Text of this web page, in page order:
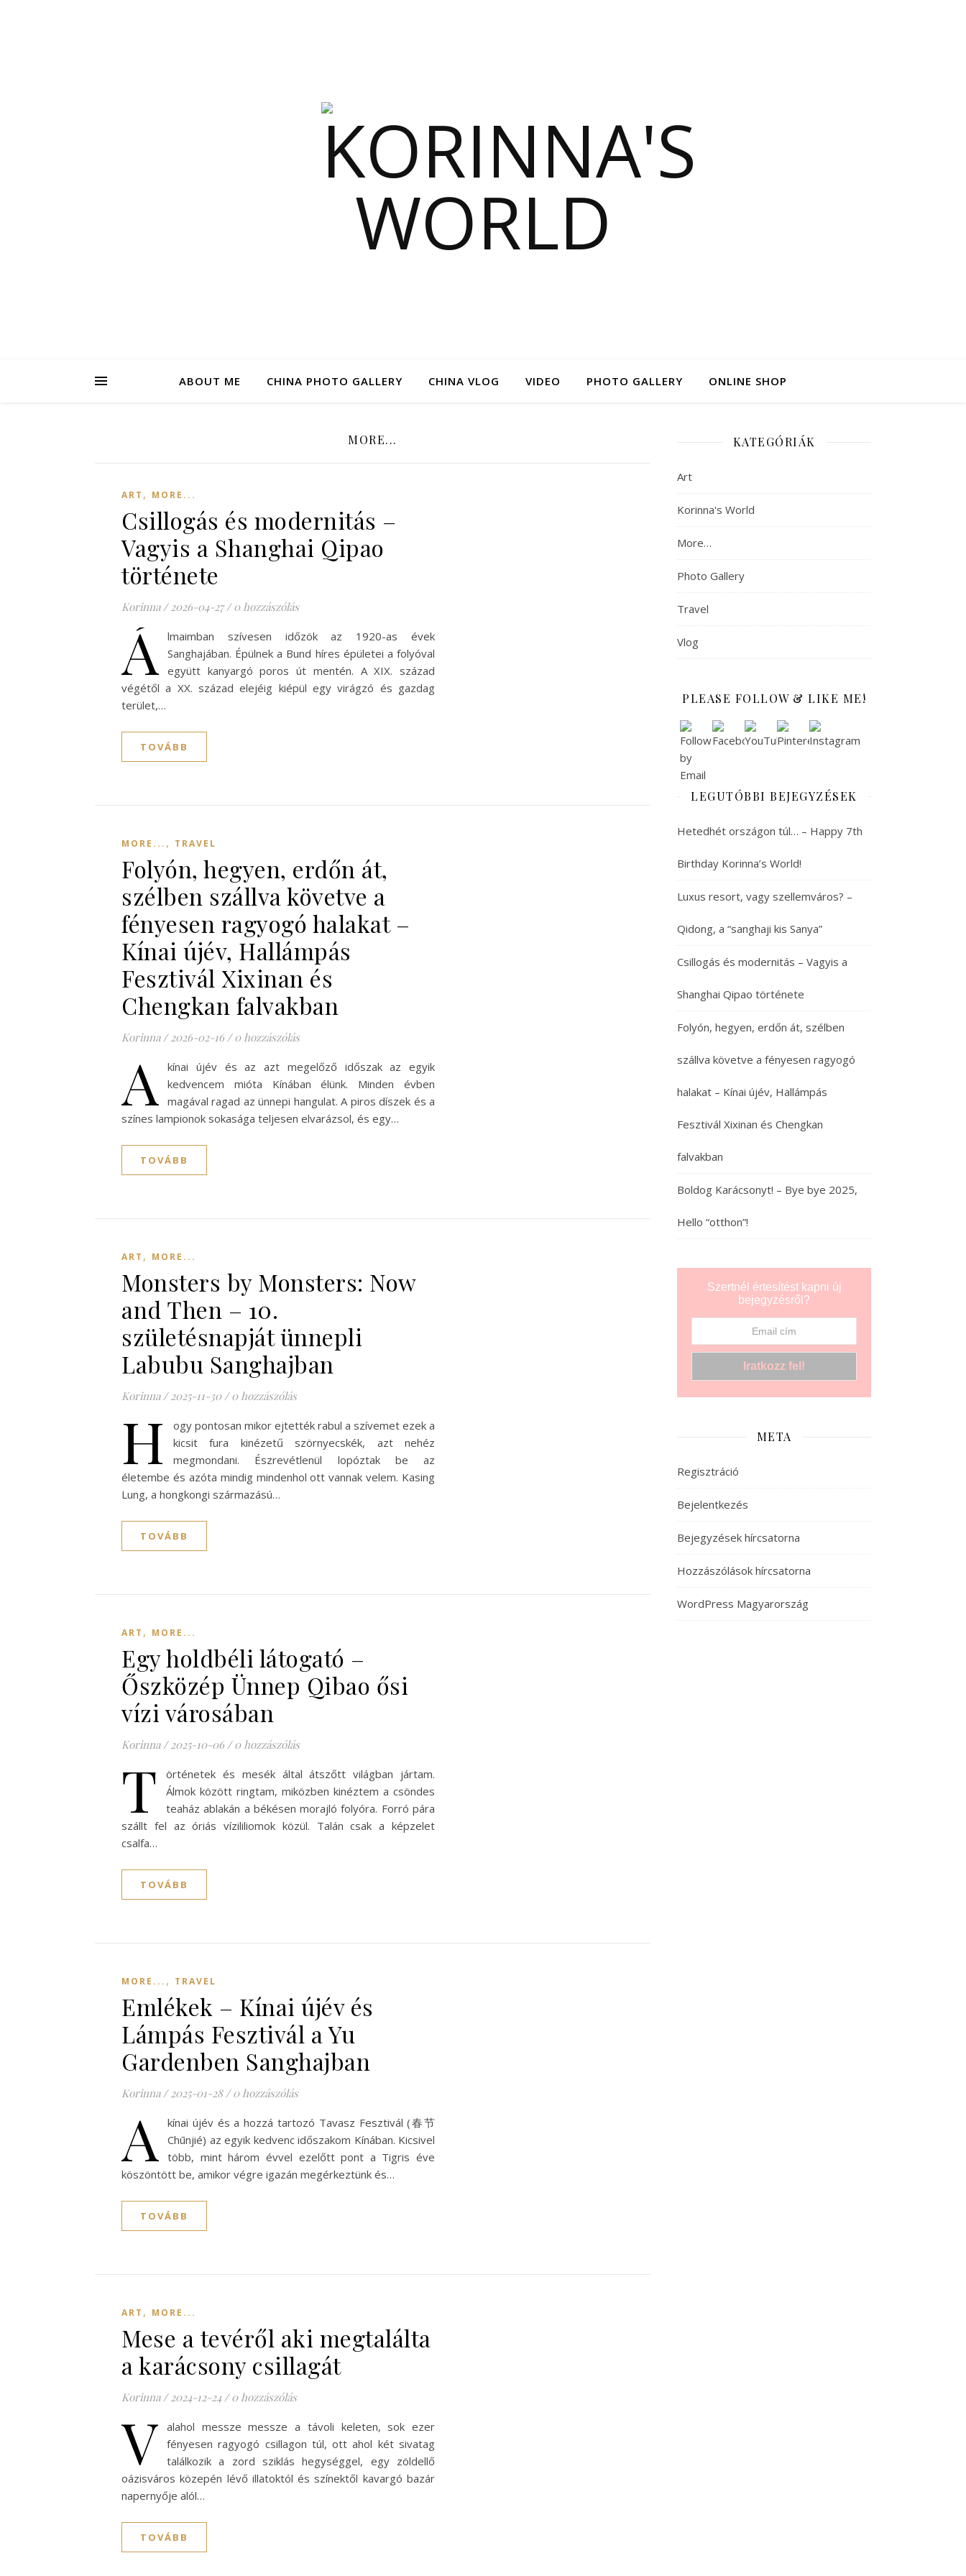
ABOUT ME CHINA PHOTO GALLERY CHINA VLOG VIDEO PHOTO GALLERY ONLINE SHOP
MORE...
ART , MORE...
Csillogás és modernitás –
Vagyis a Shanghai Qipao
története
Korinna / 2026-04-27 / 0 hozzászólás
Á
lmaimban szívesen időzök az 1920-as évek
Sanghajában. Épülnek a Bund híres épületei a folyóval
együtt kanyargó poros út mentén. A XIX. század
végétől a XX. század elejéig kiépül egy virágzó és gazdag
terület,…
TOVÁBB
MORE... , TRAVEL
Folyón, hegyen, erdőn át,
szélben szállva követve a
fényesen ragyogó halakat –
Kínai újév, Hallámpás
Fesztivál Xixinan és
Chengkan falvakban
Korinna / 2026-02-16 / 0 hozzászólás
A
kínai újév és az azt megelőző időszak az egyik
kedvencem mióta Kínában élünk. Minden évben
magával ragad az ünnepi hangulat. A piros díszek és a
színes lampionok sokasága teljesen elvarázsol, és egy…
TOVÁBB
ART , MORE...
Monsters by Monsters: Now
and Then – 10.
születésnapját ünnepli
Labubu Sanghajban
Korinna / 2025-11-30 / 0 hozzászólás
H
ogy pontosan mikor ejtették rabul a szívemet ezek a
kicsit fura kinézetű szörnyecskék, azt nehéz
megmondani. Észrevétlenül lopóztak be az
életembe és azóta mindig mindenhol ott vannak velem. Kasing
Lung, a hongkongi származású…
TOVÁBB
ART , MORE...
Egy holdbéli látogató –
Őszközép Ünnep Qibao ősi
vízi városában
Korinna / 2025-10-06 / 0 hozzászólás
T
örténetek és mesék által átszőtt világban jártam.
Álmok között ringtam, miközben kinéztem a csöndes
teaház ablakán a békésen morajló folyóra. Forró pára
szállt fel az óriás vízililiomok közül. Talán csak a képzelet
csalfa…
TOVÁBB
MORE... , TRAVEL
Emlékek – Kínai újév és
Lámpás Fesztivál a Yu
Gardenben Sanghajban
Korinna / 2025-01-28 / 0 hozzászólás
A
kínai újév és a hozzá tartozó Tavasz Fesztivál (春节
Chūnjié) az egyik kedvenc időszakom Kínában. Kicsivel
több, mint három évvel ezelőtt pont a Tigris éve
köszöntött be, amikor végre igazán megérkeztünk és…
TOVÁBB
ART , MORE...
Mese a tevéről aki megtalálta
a karácsony csillagát
Korinna / 2024-12-24 / 0 hozzászólás
V alahol messze messze a távoli keleten, sok ezer
fényesen ragyogó csillagon túl, ott ahol két sivatag
találkozik a zord sziklás hegységgel, egy zöldellő
oázisváros közepén lévő illatoktól és színektől kavargó bazár
napernyője alól…
TOVÁBB
KATEGÓRIÁK
Art
Korinna's World
More…
Photo Gallery
Travel
Vlog
PLEASE FOLLOW & LIKE ME!
LEGUTÓBBI BEJEGYZÉSEK
Hetedhét országon túl… – Happy 7th
Birthday Korinna’s World!
Luxus resort, vagy szellemváros? –
Qidong, a “sanghaji kis Sanya”
Csillogás és modernitás – Vagyis a
Shanghai Qipao története
Folyón, hegyen, erdőn át, szélben
szállva követve a fényesen ragyogó
halakat – Kínai újév, Hallámpás
Fesztivál Xixinan és Chengkan
falvakban
Boldog Karácsonyt! – Bye bye 2025,
Hello “otthon”!
Szertnél értesítést kapni új
bejegyzésről?
META
Regisztráció
Bejelentkezés
Bejegyzések hírcsatorna
Hozzászólások hírcsatorna
WordPress Magyarország